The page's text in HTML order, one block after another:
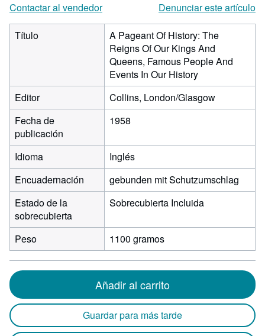
Contactar al vendedor
Denunciar este artículo
Título
A Pageant Of History: The
Reigns Of Our Kings And
Queens, Famous People And
Events In Our History
Editor
Collins, London/Glasgow
Fecha de
publicación
1958
Idioma
Inglés
Encuadernación
gebunden mit Schutzumschlag
Estado de la
sobrecubierta
Sobrecubierta Incluida
Peso 1100 gramos
Añadir al carrito
Guardar para más tarde